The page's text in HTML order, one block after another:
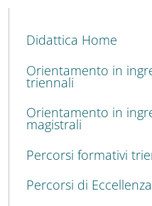
MENU CEV SECOND
Didattica Home
Orientamento in
triennali
Orientamento in
magistrali
Percorsi formativi
Percorsi di Eccellenza